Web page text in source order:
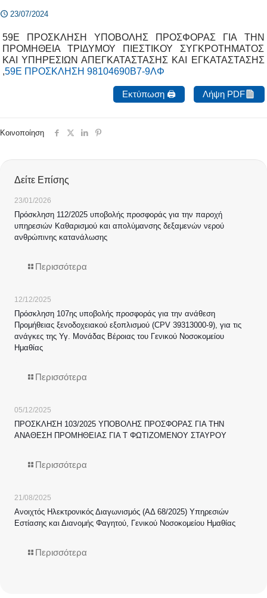
23/07/2024
59Ε ΠΡΟΣΚΛΗΣΗ ΥΠΟΒΟΛΗΣ ΠΡΟΣΦΟΡΑΣ ΓΙΑ ΤΗΝ
ΠΡΟΜΗΘΕΙΑ ΤΡΙΔΥΜΟΥ ΠΙΕΣΤΙΚΟΥ ΣΥΓΚΡΟΤΗΜΑΤΟΣ
KAI ΥΠΗΡΕΣΙΩΝ ΑΠΕΓΚΑΤΑΣΤΑΣΗΣ ΚΑΙ ΕΓΚΑΤΑΣΤΑΣΗΣ
,59Ε ΠΡΟΣΚΛΗΣΗ 98104690Β7-9ΛΦ
Εκτύπωση 🖨 Λήψη PDF
Κοινοποίηση
Δείτε Επίσης
23/01/2026
Πρόσκληση 112/2025 υποβολής προσφοράς για την παροχή
υπηρεσιών Καθαρισμού και απολύμανσης δεξαμενών νερού
ανθρώπινης κατανάλωσης
Περισσότερα
12/12/2025
Πρόσκληση 107ης υποβολής προσφοράς για την ανάθεση
Προμήθειας ξενοδοχειακού εξοπλισμού (CPV 39313000-9), για τις
ανάγκες της Υγ. Μονάδας Βέροιας του Γενικού Νοσοκομείου
Ημαθίας
Περισσότερα
05/12/2025
ΠΡΟΣΚΛΗΣΗ 103/2025 ΥΠΟΒΟΛΗΣ ΠΡΟΣΦΟΡΑΣ ΓΙΑ ΤΗΝ
ΑΝΑΘΕΣΗ ΠΡΟΜΗΘΕΙΑΣ ΓΙΑ Τ ΦΩΤΙΖΟΜΕΝΟΥ ΣΤΑΥΡΟΥ
Περισσότερα
21/08/2025
Ανοιχτός Ηλεκτρονικός Διαγωνισμός (ΑΔ 68/2025) Υπηρεσιών
Εστίασης και Διανομής Φαγητού, Γενικού Νοσοκομείου Ημαθίας
Περισσότερα